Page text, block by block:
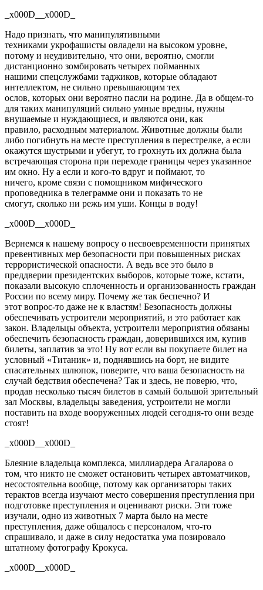
_x000D__x000D_
Надо признать, что манипулятивными
техниками укрофашисты овладели на высоком уровне,
потому и неудивительно, что они, вероятно, смогли
дистанционно зомбировать четырех пойманных
нашими спецслужбами таджиков, которые обладают
интеллектом, не сильно превышающим тех
ослов, которых они вероятно пасли на родине. Да в общем-то
для таких манипуляций сильно умные вредны, нужны
внушаемые и нуждающиеся, и являются они, как
правило, расходным материалом. Животные должны были
либо погибнуть на месте преступления в перестрелке, а если
окажутся шустрыми и убегут, то грохнуть их должна была
встречающая сторона при переходе границы через указанное
им окно. Ну а если и кого-то вдруг и поймают, то
ничего, кроме связи с помощником мифического
проповедника в телеграмме они и показать то не
смогут, сколько ни режь им уши. Концы в воду!
_x000D__x000D_
Вернемся к нашему вопросу о несвоевременности принятых
превентивных мер безопасности при повышенных рисках
террористической опасности. А ведь все это было в
преддверии президентских выборов, которые тоже, кстати,
показали высокую сплоченность и организованность граждан
России по всему миру. Почему же так беспечно? И
этот вопрос-то даже не к властям! Безопасность должны
обеспечивать устроители мероприятий, и это работает как
закон. Владельцы объекта, устроители мероприятия обязаны
обеспечить безопасность граждан, доверившихся им, купив
билеты, заплатив за это! Ну вот если вы покупаете билет на
условный «Титаник» и, поднявшись на борт, не видите
спасательных шлюпок, поверите, что ваша безопасность на
случай бедствия обеспечена? Так и здесь, не поверю, что,
продав несколько тысяч билетов в самый большой зрительный
зал Москвы, владельцы заведения, устроители не могли
поставить на входе вооруженных людей сегодня-то они везде
стоят!
_x000D__x000D_
Блеяние владельца комплекса, миллиардера Агаларова о
том, что никто не сможет остановить четырех автоматчиков,
несостоятельна вообще, потому как организаторы таких
терактов всегда изучают место совершения преступления при
подготовке преступления и оценивают риски. Эти тоже
изучали, одно из животных 7 марта было на месте
преступления, даже общалось с персоналом, что-то
спрашивало, и даже в силу недостатка ума позировало
штатному фотографу Крокуса.
_x000D__x000D_